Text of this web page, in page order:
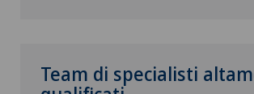
Team di specialisti